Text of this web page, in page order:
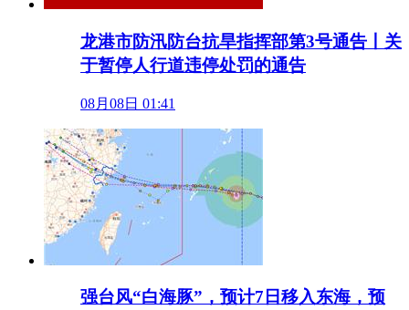
龙港市防汛防台抗旱指挥部第3号通告丨关
于暂停人行道违停处罚的通告
08月08日 01:41
强台风“白海豚”，预计7日移入东海，预